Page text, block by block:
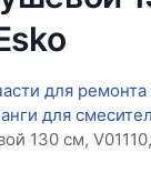
для
для
130 см,